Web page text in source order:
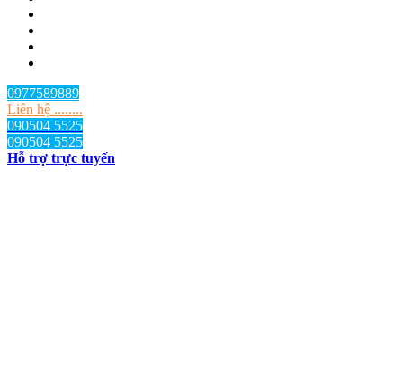
0977589889
Liên hệ ........
090504 5525
090504 5525
Hỗ trợ trực tuyến